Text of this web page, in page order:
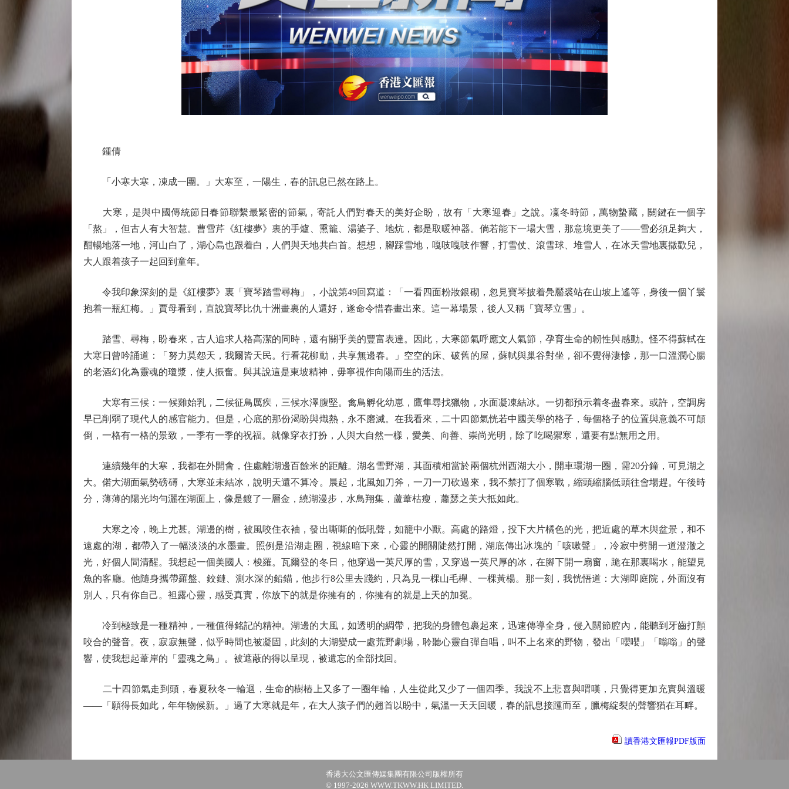
鍾倩
「小寒大寒，凍成一團。」大寒至，一陽生，春的訊息已然在路上。
大寒，是與中國傳統節日春節聯繫最緊密的節氣，寄託人們對春天的美好企盼，故有「大寒迎春」之說。凜冬時節，萬物蟄藏，關鍵在一個字
「熬」，但古人有大智慧。曹雪芹《紅樓夢》裏的手爐、熏籠、湯婆子、地炕，都是取暖神器。倘若能下一場大雪，那意境更美了——雪必須足夠大，
酣暢地落一地，河山白了，湖心島也跟着白，人們與天地共白首。想想，腳踩雪地，嘎吱嘎吱作響，打雪仗、滾雪球、堆雪人，在冰天雪地裏撒歡兒，
大人跟着孩子一起回到童年。
令我印象深刻的是《紅樓夢》裏「寶琴踏雪尋梅」，小說第49回寫道：「一看四面粉妝銀砌，忽見寶琴披着鳧靨裘站在山坡上遙等，身後一個丫鬟
抱着一瓶紅梅。」賈母看到，直說寶琴比仇十洲畫裏的人還好，遂命令惜春畫出來。這一幕場景，後人又稱「寶琴立雪」。
踏雪、尋梅，盼春來，古人追求人格高潔的同時，還有關乎美的豐富表達。因此，大寒節氣呼應文人氣節，孕育生命的韌性與感動。怪不得蘇軾在
大寒日曾吟誦道：「努力莫怨天，我爾皆天民。行看花柳動，共享無邊春。」空空的床、破舊的屋，蘇軾與巢谷對坐，卻不覺得淒慘，那一口溫潤心腸
的老酒幻化為靈魂的瓊漿，使人振奮。與其說這是東坡精神，毋寧視作向陽而生的活法。
大寒有三候：一候雞始乳，二候征鳥厲疾，三候水澤腹堅。禽鳥孵化幼崽，鷹隼尋找獵物，水面凝凍結冰。一切都預示着冬盡春來。或許，空調房
早已削弱了現代人的感官能力。但是，心底的那份渴盼與熾熱，永不磨滅。在我看來，二十四節氣恍若中國美學的格子，每個格子的位置與意義不可顛
倒，一格有一格的景致，一季有一季的祝福。就像穿衣打扮，人與大自然一樣，愛美、向善、崇尚光明，除了吃喝禦寒，還要有點無用之用。
連續幾年的大寒，我都在外開會，住處離湖邊百餘米的距離。湖名雪野湖，其面積相當於兩個杭州西湖大小，開車環湖一圈，需20分鐘，可見湖之
大。偌大湖面氣勢磅礡，大寒並未結冰，說明天還不算冷。晨起，北風如刀斧，一刀一刀砍過來，我不禁打了個寒戰，縮頭縮腦低頭往會場趕。午後時
分，薄薄的陽光均勻灑在湖面上，像是鍍了一層金，繞湖漫步，水鳥翔集，蘆葦枯瘦，蕭瑟之美大抵如此。
大寒之冷，晚上尤甚。湖邊的樹，被風咬住衣袖，發出嘶嘶的低吼聲，如籠中小獸。高處的路燈，投下大片橘色的光，把近處的草木與盆景，和不
遠處的湖，都帶入了一幅淡淡的水墨畫。照例是沿湖走圈，視線暗下來，心靈的開關陡然打開，湖底傳出冰塊的「咳嗽聲」，冷寂中劈開一道澄澈之
光，好個人間清醒。我想起一個美國人：梭羅。瓦爾登的冬日，他穿過一英尺厚的雪，又穿過一英尺厚的冰，在腳下開一扇窗，跪在那裏喝水，能望見
魚的客廳。他隨身攜帶羅盤、鉸鏈、測水深的鉛錨，他步行8公里去踐約，只為見一棵山毛櫸、一棵黃楊。那一刻，我恍悟道：大湖即庭院，外面沒有
別人，只有你自己。袒露心靈，感受真實，你放下的就是你擁有的，你擁有的就是上天的加冕。
冷到極致是一種精神，一種值得銘記的精神。湖邊的大風，如透明的綢帶，把我的身體包裹起來，迅速傳導全身，侵入關節腔內，能聽到牙齒打顫
咬合的聲音。夜，寂寂無聲，似乎時間也被凝固，此刻的大湖變成一處荒野劇場，聆聽心靈自彈自唱，叫不上名來的野物，發出「嚶嚶」「嗡嗡」的聲
響，使我想起葦岸的「靈魂之鳥」。被遮蔽的得以呈現，被遺忘的全部找回。
二十四節氣走到頭，春夏秋冬一輪迴，生命的樹樁上又多了一圈年輪，人生從此又少了一個四季。我說不上悲喜與喟嘆，只覺得更加充實與溫暖
——「願得長如此，年年物候新。」過了大寒就是年，在大人孩子們的翹首以盼中，氣溫一天天回暖，春的訊息接踵而至，臘梅綻裂的聲響猶在耳畔。
讀香港文匯報PDF版面
香港大公文匯傳媒集團有限公司版權所有
© 1997-2026 WWW.TKWW.HK LIMITED.